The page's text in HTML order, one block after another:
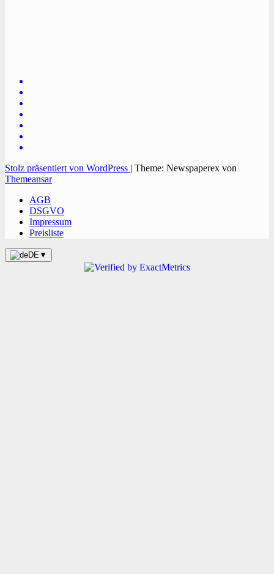
Stolz präsentiert von WordPress | Theme: Newspaperex von
Themeansar
AGB
DSGVO
Impressum
Preisliste
DE ▼